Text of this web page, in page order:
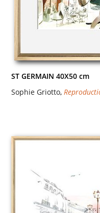
ST GERMAIN 40X50 cm
Sophie Griotto,